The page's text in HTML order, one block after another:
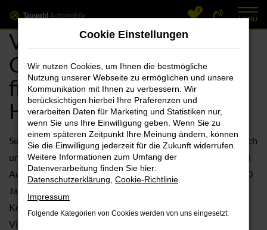
Zum
Hauptinhalt
springen
0
MENÜ
VW Tiguan
Gebrauchtwagen kaufen,
finanzieren bei Ihrem VW
Händler
Suchen Sie nach einem neuen Fahrzeug? Dann sollten Sie sich
unbedingt die Auswahl an gebrauchten VW Fahrzeugen bei
Autohaus Tauwald GmbH genauer anschauen. Mit über 100
Jahren Erfahrung im Automobilsektor stehen wir für
Kompetenz und erstklassigen Service. Entdecken Sie die
Vielfalt der gebrauchten VW Fahrzeuge in unserem
Cookie Einstellungen
Wir nutzen Cookies, um Ihnen die bestmögliche
Nutzung unserer Webseite zu ermöglichen und unsere
Kommunikation mit Ihnen zu verbessern. Wir
berücksichtigen hierbei Ihre Präferenzen und
verarbeiten Daten für Marketing und Statistiken nur,
wenn Sie uns Ihre Einwilligung geben. Wenn Sie zu
einem späteren Zeitpunkt Ihre Meinung ändern, können
Sie die Einwilligung jederzeit für die Zukunft widerrufen.
Weitere Informationen zum Umfang der
Datenverarbeitung finden Sie hier:
Datenschutzerklärung Cookie-Richtlinie
Impressum
Folgende Kategorien von Cookies werden von uns eingesetzt: